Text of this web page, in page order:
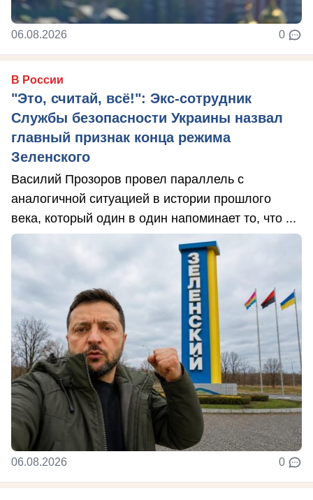
06.08.2026 0
В России
"Это, считай, всё!": Экс-сотрудник
Службы безопасности Украины назвал
главный признак конца режима
Зеленского
Василий Прозоров провел параллель с
аналогичной ситуацией в истории прошлого
века, который один в один напоминает то, что ...
06.08.2026 0